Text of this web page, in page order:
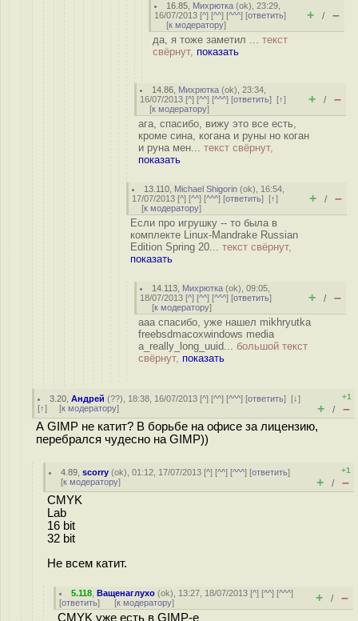
16.85 Михрютка (ok), 23:29,
16/07/2013 [^] [^^] [^^^] [ответить]
[к модератору]
+ / –
да, я тоже заметил ... текст
свёрнут, показать
14.86 Михрютка (ok), 23:34,
16/07/2013 [^] [^^] [^^^] [ответить] [↑]
[к модератору]
+ / –
ага, спасибо, вижу это все есть,
кроме сина, когана и руны но коган
и руна мен... текст свёрнут,
показать
13.110 Michael Shigorin (ok), 16:54,
17/07/2013 [^] [^^] [^^^] [ответить] [↑]
[к модератору]
+ / –
Если про игрушку -- то была в
комплекте Linux-Mandrake Russian
Edition Spring 20... текст свёрнут,
показать
14.113 Михрютка (ok), 09:05,
18/07/2013 [^] [^^] [^^^] [ответить]
[к модератору]
+ / –
ааа спасибо, уже нашел mikhryutka
freebsdmacoxwindows media
a_really_long_uuid... большой текст
свёрнут, показать
3.20 ,Андрей (??), 18:38, 16/07/2013 [^] [^^] [^^^] [ответить][↓]
[↑] [к модератору]
+1
+ / –
А GIMP не катит? В борьбе на офисе за лицензию,
перебрался чудесно на GIMP))
4.89 ,scorry (ok), 01:12, 17/07/2013 [^] [^^] [^^^] [ответить]
[к модератору]
+1
+ / –
CMYK
Lab
16 bit
32 bit
Не всем катит.
5.118 ,Ващенаглухо (ok), 13:27, 18/07/2013 [^] [^^] [^^^]
[ответить] [к модератору] + / –
CMYK уже есть в GIMP-e